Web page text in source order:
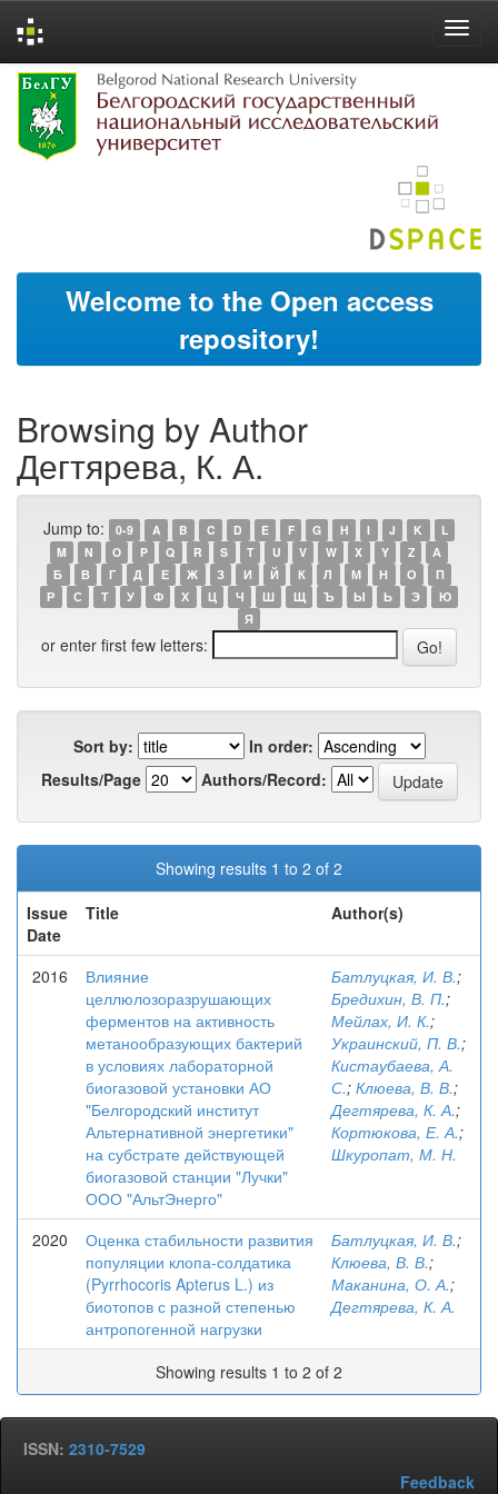
Skip
navigation
Welcome to the Open access
repository!
Browsing by Author
Дегтярева, К. А.
Jump to: 0-9 A B C D E F G H I J K
L
M
N O P Q R S T U V W X Y Z
А
Б
В Г Д Е Ж З И Й К Л М Н О
П
Р
С Т У Ф Х Ц Ч Ш Щ Ъ Ы Ь Э
Ю
Я
or enter first few letters:
Sort by:
In order:
Results/Page
Authors/Record:
Showing results 1 to 2 of 2
Issue
Date
Title Author(s)
2016
Влияние
целлюлозоразрушающих
ферментов на активность
метанообразующих бактерий
в условиях лабораторной
биогазовой установки АО
"Белгородский институт
Альтернативной энергетики"
на субстрате действующей
биогазовой станции "Лучки"
ООО "АльтЭнерго"
Батлуцкая, И. В.;
Бредихин, В. П.;
Мейлах, И. К.;
Украинский, П. В.;
Кистаубаева, А.
С.; Клюева, В. В.;
Дегтярева, К. А.;
Кортюкова, Е. А.;
Шкуропат, М. Н.
2020
Оценка стабильности развития
популяции клопа-солдатика
(Pyrrhocoris Apterus L.) из
биотопов с разной степенью
антропогенной нагрузки
Батлуцкая, И. В.;
Клюева, В. В.;
Маканина, О. А.;
Дегтярева, К. А.
Showing results 1 to 2 of 2
ISSN: 2310-7529
Feedback